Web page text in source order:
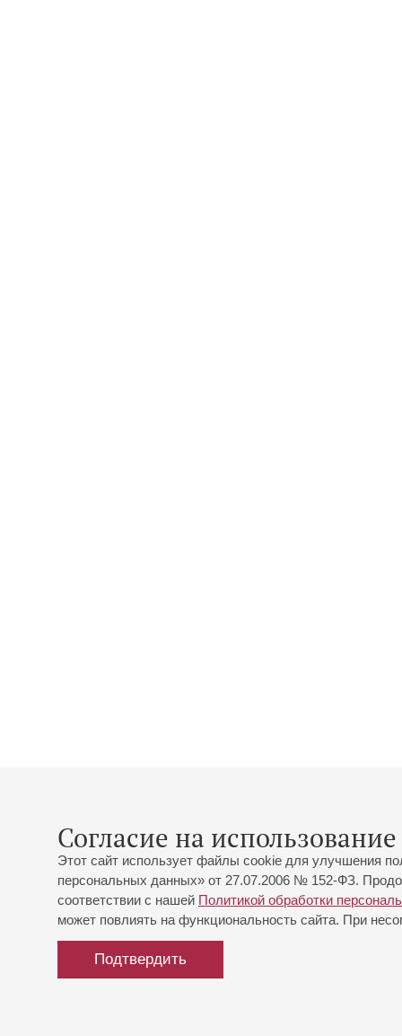
Согласие на
Этот сайт использует файлы cookie для улучшения
персональных данных» от 27.07.2006 № 152-ФЗ.
соответствии с нашей Политикой обработки
может повлиять на функциональность сайта. При
Подтвердить